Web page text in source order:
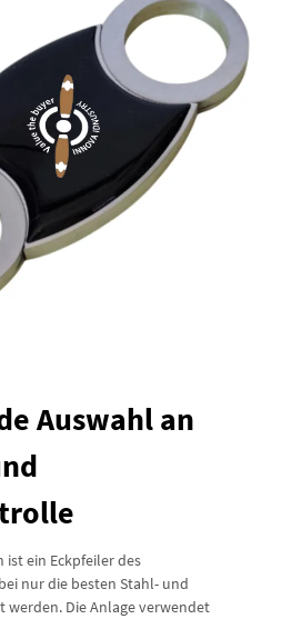
Auswahl an
ist ein Eckpfeiler des
nur die besten Stahl- und
Die Anlage verwendet